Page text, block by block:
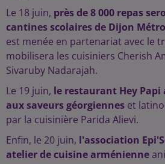
Le 18 juin, près de 8 000 repas
cantines scolaires de Dijon
est menée en partenariat avec le
mobilisera les cuisiniers Cherish
Sivaruby Nadarajah.
Le 19 juin, le restaurant Hey
aux saveurs géorgiennes et
par la cuisinière Parida Alievi.
Enfin, le 20 juin, l'association
atelier de cuisine arménienne